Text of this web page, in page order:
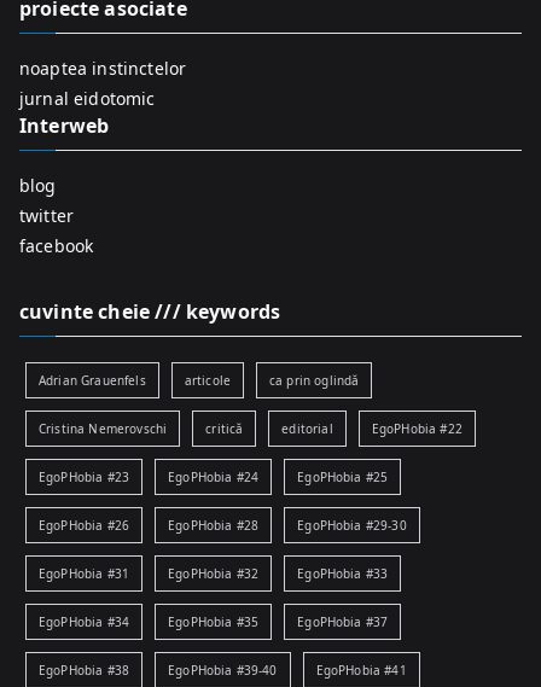
o
proiecte asociate
noaptea instinctelor
jurnal eidotomic
Interweb
blog
twitter
facebook
cuvinte cheie /// keywords
Adrian Grauenfels articole ca prin oglindă
Cristina Nemerovschi critică editorial EgoPHobia #22
EgoPHobia #23 EgoPHobia #24 EgoPHobia #25
EgoPHobia #26 EgoPHobia #28 EgoPHobia #29-30
EgoPHobia #31 EgoPHobia #32 EgoPHobia #33
EgoPHobia #34 EgoPHobia #35 EgoPHobia #37
EgoPHobia #38 EgoPHobia #39-40 EgoPHobia #41